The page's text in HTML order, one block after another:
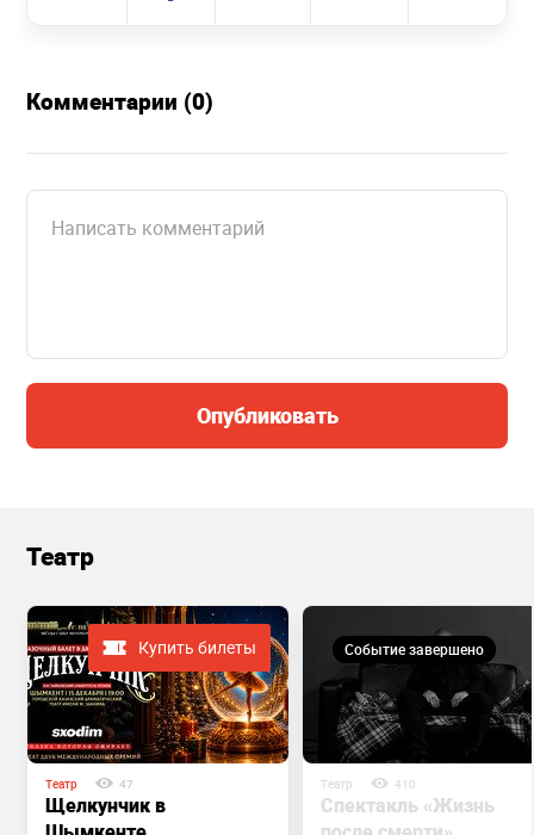
Комментарии (0)
Опубликовать
Театр
Купить билеты
Театр 47
Щелкунчик в
Событие завершено
Театр 410
Спектакль «Жизнь